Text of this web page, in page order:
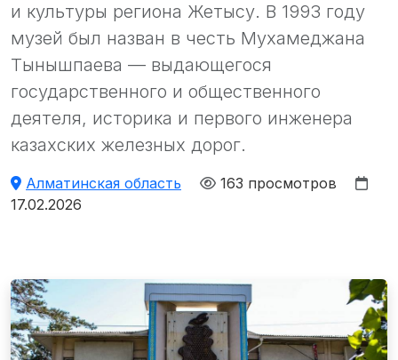
и культуры региона Жетысу. В 1993 году
музей был назван в честь Мухамеджана
Тынышпаева — выдающегося
государственного и общественного
деятеля, историка и первого инженера
казахских железных дорог.
Алматинская область
163 просмотров
17.02.2026